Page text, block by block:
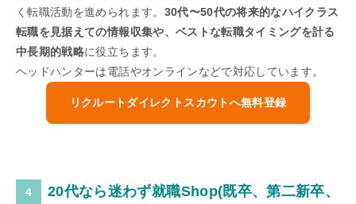
く転職活動を進められます。 30代〜50代の将来的なハイクラス
転職を見据えての情報収集や、ベストな転職タイミングを計る
中長期的戦略に役立ちます。
ヘッドハンターは電話やオンラインなどで対応しています。
リクルートダイレクトスカウトへ無料登録
20代なら迷わず就職Shop(既卒、第二新卒、